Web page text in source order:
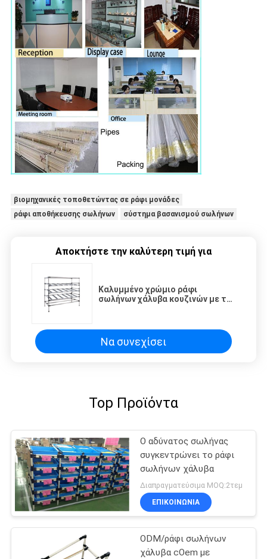
βιομηχανικές τοποθετώντας σε ράφι μονάδες
ράφι αποθήκευσης σωλήνων
σύστημα βασανισμού σωλήνων
Αποκτήστε την καλύτερη τιμή για
Καλυμμένο χρώμιο ράφι
σωλήνων χάλυβα κουζινών με τη
Να συνεχίσει
Top Προϊόντα
Ο αδύνατος σωλήνας
συγκεντρώνει το ράφι
σωλήνων χάλυβα
Διαπραγματεύσιμα MOQ:2τεμ
ΕΠΙΚΟΙΝΩΝΊΑ
ODM/ράφι σωλήνων
χάλυβα cOem με